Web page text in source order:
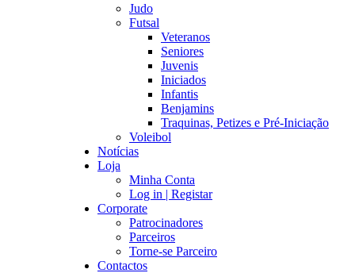
Judo
Futsal
Veteranos
Seniores
Juvenis
Iniciados
Infantis
Benjamins
Traquinas, Petizes e Pré-Iniciação
Voleibol
Notícias
Loja
Minha Conta
Log in | Registar
Corporate
Patrocinadores
Parceiros
Torne-se Parceiro
Contactos